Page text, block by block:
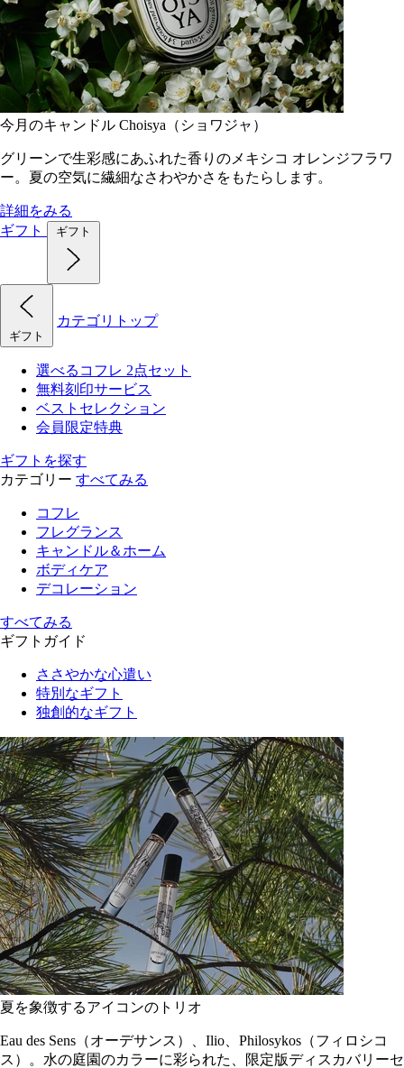
今月のキャンドル Choisya（ショワジャ）
グリーンで生彩感にあふれた香りのメキシコ オレンジフラワ
ー。夏の空気に繊細なさわやかさをもたらします。
詳細をみる
ギフト
ギフト
ギフト
カテゴリトップ
選べるコフレ 2点セット
無料刻印サービス
ベストセレクション
会員限定特典
ギフトを探す
カテゴリー すべてみる
コフレ
フレグランス
キャンドル＆ホーム
ボディケア
デコレーション
すべてみる
ギフトガイド
ささやかな心遣い
特別なギフト
独創的なギフト
夏を象徴するアイコンのトリオ
Eau des Sens（オーデサンス）、Ilio、Philosykos（フィロシコ
ス）。水の庭園のカラーに彩られた、限定版ディスカバリーセ